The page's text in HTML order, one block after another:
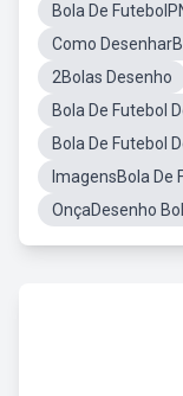
Bola De
Como
2Bolas Desenho
Bola De Futebol
Bola De Futebol
ImagensBola De
OnçaDesenho